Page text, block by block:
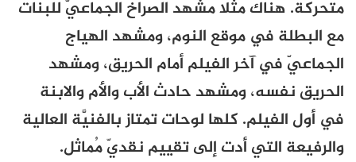
متحركة. هناك مثلا مشهد الصراخ الجماعيّ للبنات
مع البطلة في موقع النوم، ومشهد الهياج
الجماعيّ في آخر الفيلم أمام الحريق، ومشهد
الحريق نفسه، ومشهد حادث الأب والأم والابنة
في أول الفيلم. كلها لوحات تمتاز بالفنيَّة العالية
والرفيعة التي أدت إلى تقييم نقديّ مُماثل.